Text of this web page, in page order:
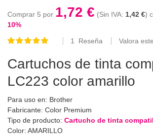
Comprar 5 por 1,72 € 1,42 €
10%
Valoración:
1 Reseña Valora
Cartuchos de tinta
LC223 color amarillo
Para uso en: Brother
Fabricante: Color Premium
Tipo de producto: Cartucho de tinta
Color: AMARILLO